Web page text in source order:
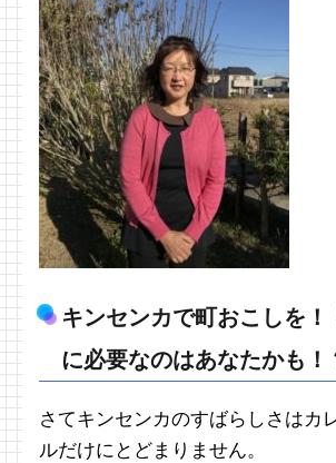
キンセンカで町おこしを
に必要なのはあなたかも！
さてキンセンカのすばらしさはカ
ルだけにとどまりません。